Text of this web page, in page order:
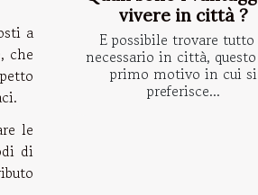
a
che
le
di
vivere in città ?
E possibile trovare
necessario in città,
primo motivo in cui si
preferisce...